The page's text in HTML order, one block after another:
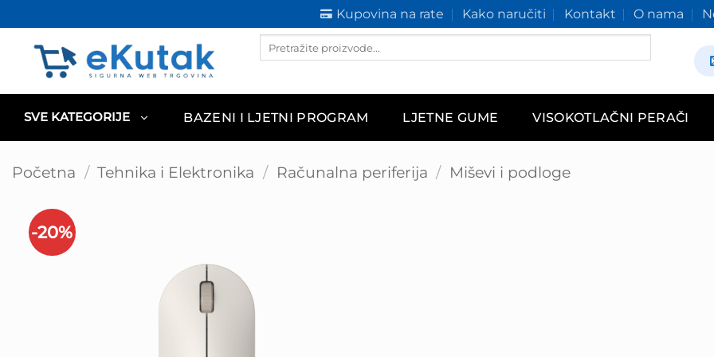
to
content
Kupovina na rate Kako naručiti Kontakt O nama
Products
SVE KATEGORIJE BAZENI I LJETNI PROGRAM LJETNE GUME VISOKOTLAČNI PERAČI
Početna / Tehnika i Elektronika / Računalna periferija / Miševi i podloge
-20%